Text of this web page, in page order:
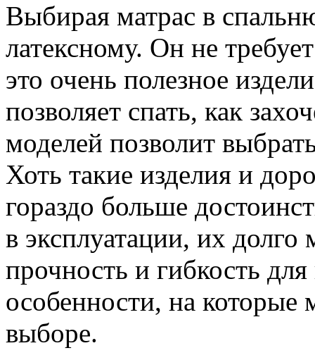
Выбирая матрас в
латексному. Он не
это очень полезное
позволяет спать, как
моделей позволит
Хоть такие изделия и
гораздо больше
в эксплуатации, их
прочность и гибкость
особенности, на которые
выборе.